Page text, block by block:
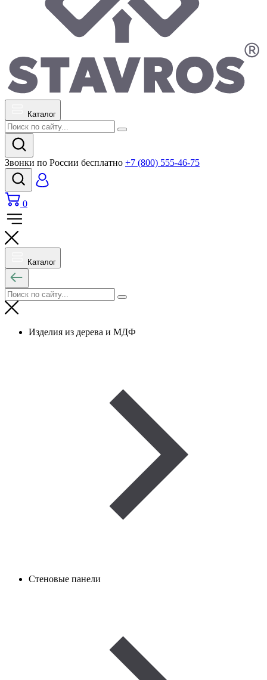
Каталог
Звонки по России бесплатно +7 (800) 555-46-75
0
Каталог
Изделия из дерева и МДФ
Стеновые панели